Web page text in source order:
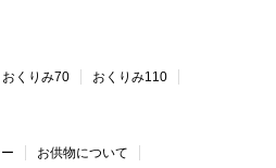
おくりみ70 おくりみ110
お供物について